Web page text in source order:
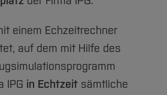
Projekte
Entwicklung
Hochschule
Hochschule
einem Echzeitrechner
auf dem mit Hilfe des
IPG in Echtzeit sämtliche